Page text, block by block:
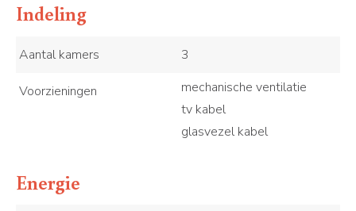
Indeling
Aantal kamers 3
Voorzieningen
mechanische ventilatie
tv kabel
glasvezel kabel
Energie